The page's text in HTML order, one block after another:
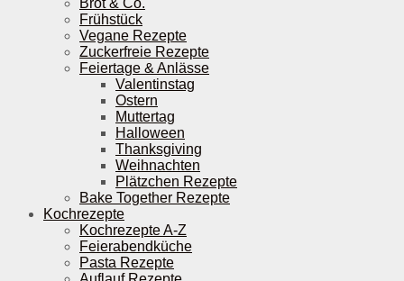
Brot & Co.
Frühstück
Vegane Rezepte
Zuckerfreie Rezepte
Feiertage & Anlässe
Valentinstag
Ostern
Muttertag
Halloween
Thanksgiving
Weihnachten
Plätzchen Rezepte
Bake Together Rezepte
Kochrezepte
Kochrezepte A-Z
Feierabendküche
Pasta Rezepte